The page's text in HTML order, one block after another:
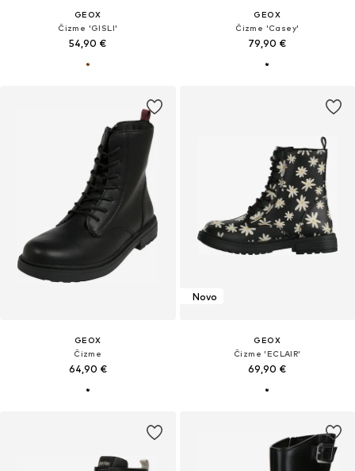
GEOX
Čizme 'GISLI'
54,90 €
GEOX
Čizme 'Casey'
79,90 €
GEOX
Čizme
64,90 €
Novo
GEOX
Čizme 'ECLAIR'
69,90 €